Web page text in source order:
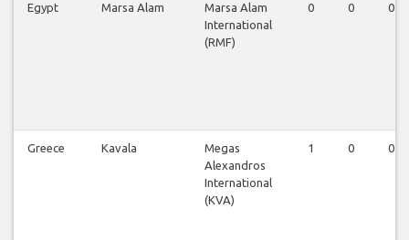
Egypt Marsa Alam
Marsa Alam
International
(RMF)
0 0 0
Greece Kavala
Megas
Alexandros
International
(KVA)
1 0 0